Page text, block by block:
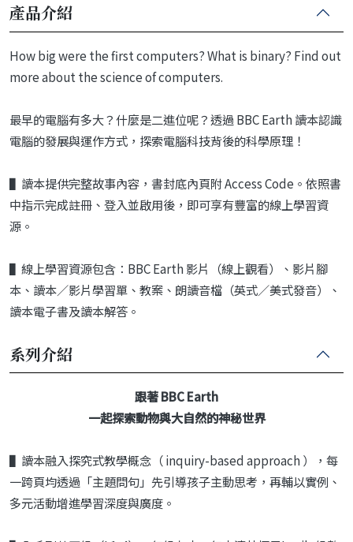
產品介紹
How big were the first computers? What is binary? Find out
more about the science of computers.
最早的電腦有多大？什麼是二進位呢？透過 BBC Earth 讀本認識
電腦的發展與運作方式，探索電腦科技背後的科學原理！
▌讀本提供完整故事內容，書封底內頁附 Access Code。依照書
中指示完成註冊、登入並啟用後，即可享有豐富的線上學習資
源。
▌線上學習資源包含：BBC Earth 影片（線上觀看）、影片腳
本、讀本／影片學習單、教案、朗讀音檔（英式／美式發音）、
讀本電子書及讀本解答。
系列介紹
跟著 BBC Earth
一起探索動物與大自然的神秘世界
▌讀本融入探究式教學概念（ inquiry-based approach ），每
一跨頁均透過「主題問句」先引導孩子主動思考，再輔以實例、
多元活動增進學習深度與廣度。